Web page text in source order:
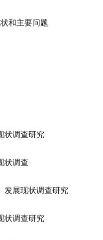
和主要问题
状调查研究
状调查
发展现状调查研究
状调查研究